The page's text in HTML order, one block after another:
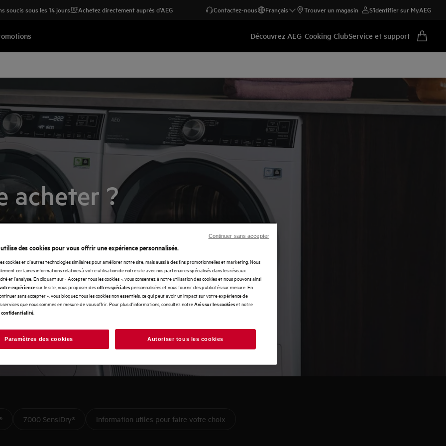
soucis sous les 14 jours Achetez directement auprès d'AEG Contactez-nous Français Trouver un magasin S'identifier sur MyAEG
Découvrez AEG Cooking ClubService et support
acheter ?
fonctionnalités modernes,
compliqué. C'est pourquoi
pour trouver le séchoir
nous vous aidons à trouver le
avec toutes les caractéristiques
de nouvelles
7000 SensiDry® Information utiles pour faire votre choix
des cookies pour vous offrir une expérience personnalisée.
cookies et d'autres technologies similaires pour améliorer notre site, mais aussi à des fins promotionnelles et marketing. Nous
certaines informations relatives à votre utilisation de notre site avec nos partenaires spécialisés dans les réseaux
et l'analyse. En cliquant sur « Accepter tous les cookies », vous consentez à notre utilisation des cookies et nous pouvons ainsi
expériencesur le site, vous proposer desoffres spécialespersonnalisées et vous fournir des publicités sur mesure. En
sans accepter », vous bloquez tous les cookies non essentiels, ce qui peut avoir un impact sur votre expérience de
services que nous sommes en mesure de vous offrir. Pour plus d'informations, consultez notreAvis sur les cookieset notre
confidentialité
Paramètres des cookies Autoriser tous les cookies
Continuer sans accepter